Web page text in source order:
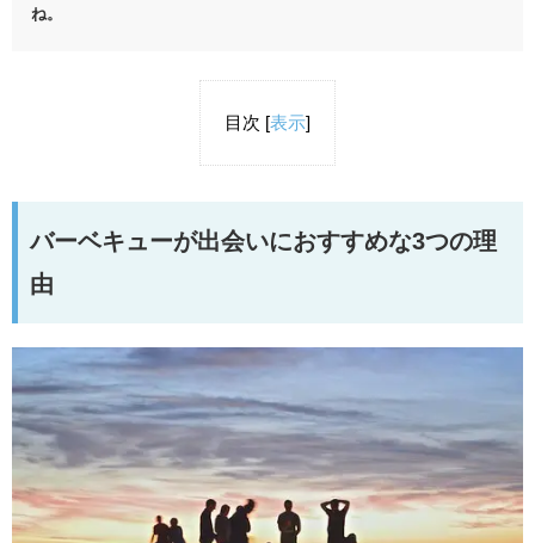
ね。
目次 [表示]
バーベキューが出会いにおすすめな3つの理
由